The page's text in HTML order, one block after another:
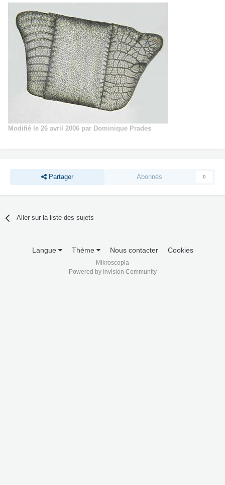
Modifié le 26 avril 2006 par Dominique Prades
Partager Abonnés 0
Aller sur la liste des sujets
Langue Thème Nous contacter Cookies
Mikroscopia
Powered by Invision Community